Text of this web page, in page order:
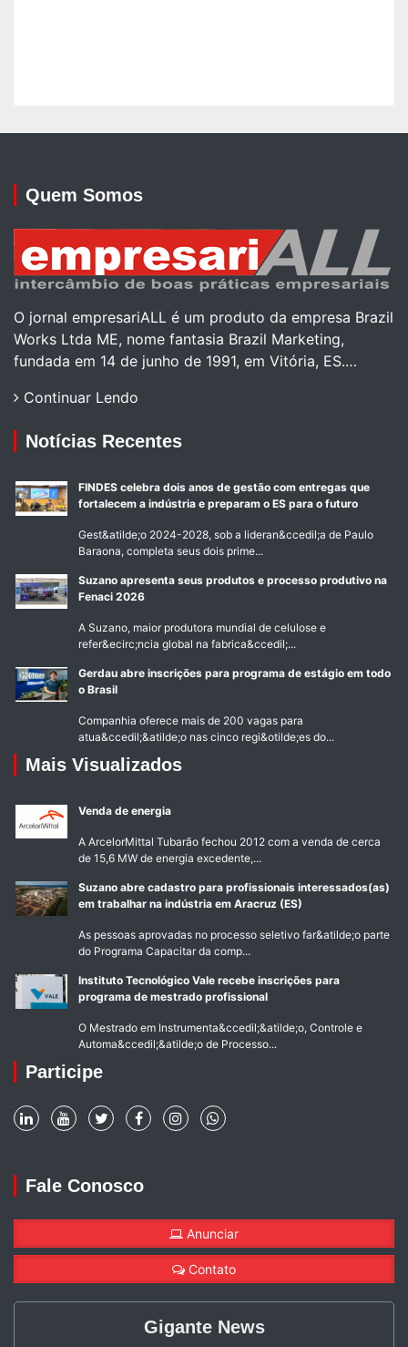
Quem Somos
O jornal empresariALL é um produto da empresa Brazil
Works Ltda ME, nome fantasia Brazil Marketing,
fundada em 14 de junho de 1991, em Vitória, ES.…
Continuar Lendo
Notícias Recentes
FINDES celebra dois anos de gestão com entregas que
fortalecem a indústria e preparam o ES para o futuro
Gest&atilde;o 2024-2028, sob a lideran&ccedil;a de Paulo
Baraona, completa seus dois prime...
Suzano apresenta seus produtos e processo produtivo na
Fenaci 2026
A Suzano, maior produtora mundial de celulose e
refer&ecirc;ncia global na fabrica&ccedil;...
Gerdau abre inscrições para programa de estágio em todo
o Brasil
Companhia oferece mais de 200 vagas para
atua&ccedil;&atilde;o nas cinco regi&otilde;es do...
Mais Visualizados
Venda de energia
A ArcelorMittal Tubarão fechou 2012 com a venda de cerca
de 15,6 MW de energia excedente,...
Suzano abre cadastro para profissionais interessados(as)
em trabalhar na indústria em Aracruz (ES)
As pessoas aprovadas no processo seletivo far&atilde;o parte
do Programa Capacitar da comp...
Instituto Tecnológico Vale recebe inscrições para
programa de mestrado profissional
O Mestrado em Instrumenta&ccedil;&atilde;o, Controle e
Automa&ccedil;&atilde;o de Processo...
Participe
Fale Conosco
Anunciar
Contato
Gigante News